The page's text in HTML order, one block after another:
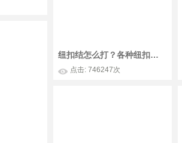
纽扣结怎么打？各种纽扣结的编法（如：五线十瓣纽扣等）
点击: 746247次